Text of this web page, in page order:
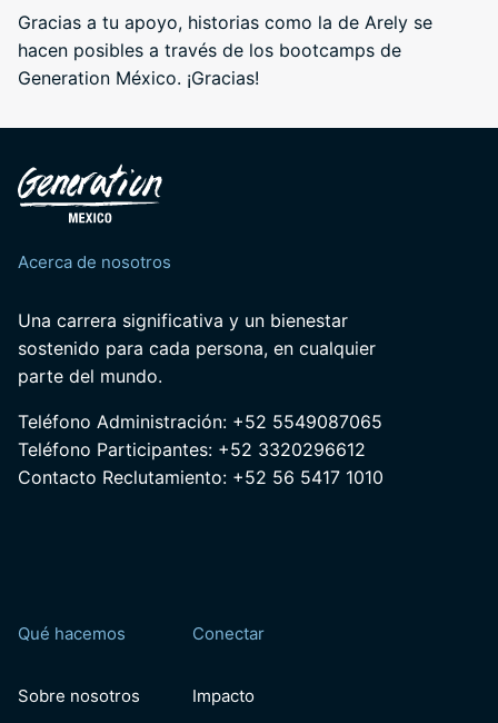
Gracias a tu apoyo, historias como la de Arely se
hacen posibles a través de los bootcamps de
Generation México. ¡Gracias!
Acerca de nosotros
Una carrera significativa y un bienestar
sostenido para cada persona, en cualquier
parte del mundo.
Teléfono Administración: +52 5549087065
Teléfono Participantes: +52 3320296612
Contacto Reclutamiento: +52 56 5417 1010
Qué hacemos
Sobre nosotros
Conectar
Impacto